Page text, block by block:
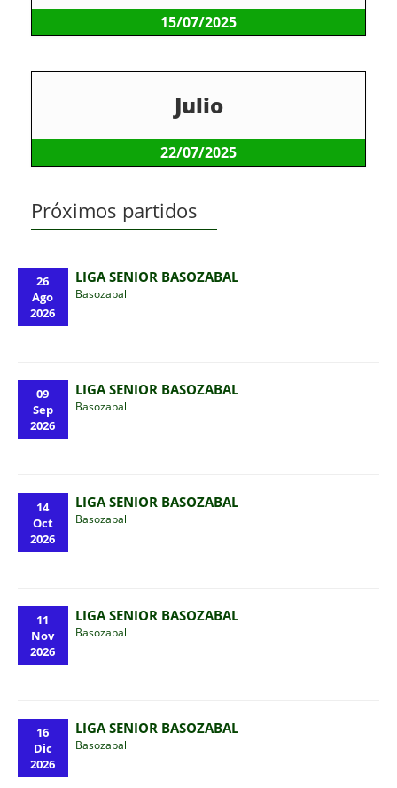
15/07/2025
Julio
22/07/2025
Próximos partidos
26
Ago
2026
LIGA SENIOR BASOZABAL
Basozabal
09
Sep
2026
LIGA SENIOR BASOZABAL
Basozabal
14
Oct
2026
LIGA SENIOR BASOZABAL
Basozabal
11
Nov
2026
LIGA SENIOR BASOZABAL
Basozabal
16
Dic
2026
LIGA SENIOR BASOZABAL
Basozabal